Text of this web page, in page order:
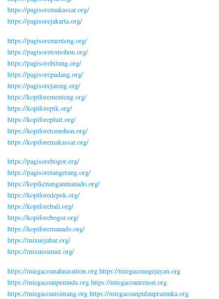
https://pagisoremakassar.org/
https://pagisorejakarta.org/
https://pagisorementeng.org/
https://pagisoretomohon.org/
https://pagisorebitung.org/
https://pagisorepadang.org/
https://pagisorejateng.org/
https://kopiforementeng.org/
https://kopiforepik.org/
https://kopiforepluit.org/
https://kopiforetomohon.org/
https://kopiforemakassar.org/
https://pagisorebogor.org/
https://pagisoretangerang.org/
https://kopikenanganmanado.org/
https://kopiforedepok.org/
https://kopiforebali.org/
https://kopiforebogor.org/
https://kopiforemanado.org/
https://mixuejabar.org/
https://mixuesumut.org/
https://miegacoanahnasution.org https://miegacoangejayan.org
https://miegacoanpemuda.org https://miegacoanrenon.org
https://miegacoansintang.org https://miegacoanpulaupramuka.org